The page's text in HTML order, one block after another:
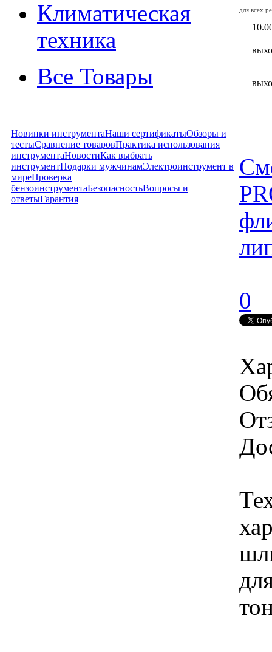
Климатическая
техника
Все Товары
Новинки инструментаНаши сертификатыОбзоры и
тестыСравнение товаровПрактика использования
инструментаНовостиКак выбрать
инструментПодарки мужчинамЭлектроинструмент в
миреПроверка
бензоинструментаБезопасностьВопросы и
ответыГарантия
для всех
0